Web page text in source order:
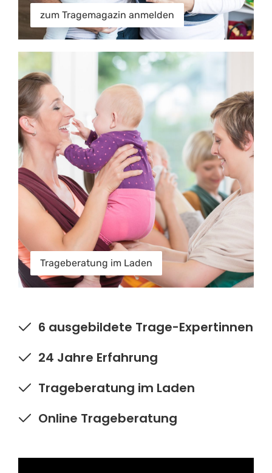
zum Tragemagazin anmelden
Trageberatung im Laden
Trageberatung im Laden
6 ausgebildete Trage-Expertinnen
24 Jahre Erfahrung
Trageberatung im Laden
Online Trageberatung